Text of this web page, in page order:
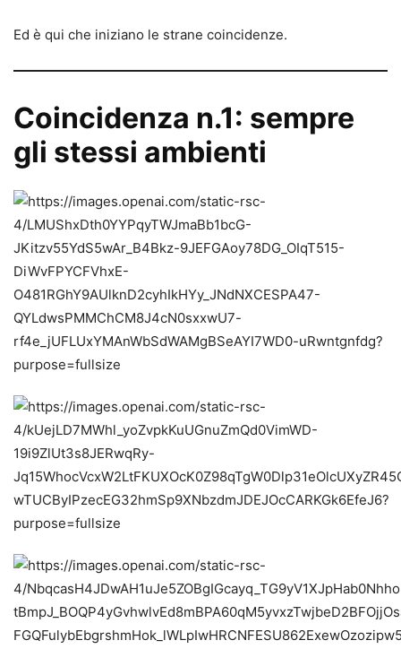
Ed è qui che iniziano le strane coincidenze.
Coincidenza n.1: sempre
gli stessi ambienti